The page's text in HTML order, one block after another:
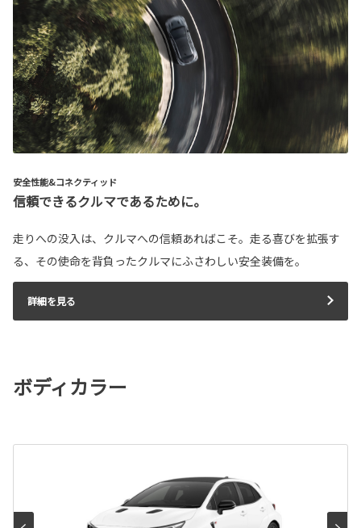
安全性能&コネクティッド
信頼できるクルマであるために。
走りへの没入は、クルマへの信頼あればこそ。走る喜びを拡張す
る、その使命を背負ったクルマにふさわしい安全装備を。
詳細を見る
ボディカラー